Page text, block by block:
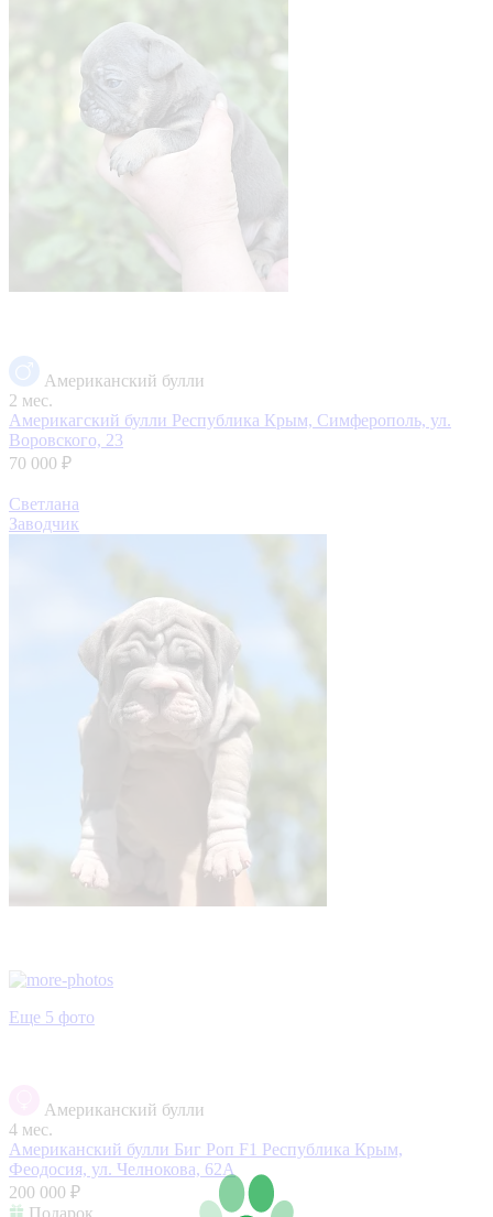
Американский булли
2 мес.
Америкагский булли Республика Крым, Симферополь, ул.
Воровского, 23
70 000 ₽
Светлана
Заводчик
Еще 5 фото
Американский булли
4 мес.
Американский булли Биг Роп F1 Республика Крым,
Феодосия, ул. Челнокова, 62А
200 000 ₽
Подарок